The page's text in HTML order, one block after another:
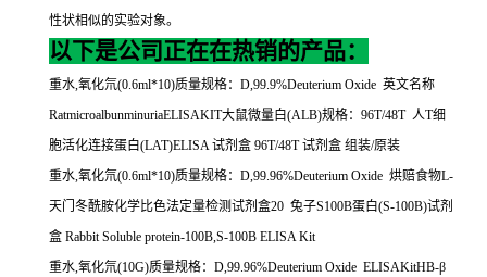
性状相似的实验对象。
以下是公司正在在热销的产品：
重水,氧化氘(0.6ml*10)质量规格： D,99.9%Deuterium Oxide 英文名称
RatmicroalbunminuriaELISAKIT大鼠微量白(ALB)规格： 96T/48T 人T细
胞活化连接蛋白(LAT)ELISA试剂盒 96T/48T试剂盒 组装/原装
重水,氧化氘(0.6ml*10)质量规格： D,99.96%Deuterium Oxide 烘赔食物L-
天门冬酰胺化学比色法定量检测试剂盒20 兔子S100B蛋白(S-100B)试剂
盒 Rabbit Soluble protein-100B,S-100B ELISA Kit
重水,氧化氘(10G)质量规格： D,99.96%Deuterium Oxide ELISAKitHB-β